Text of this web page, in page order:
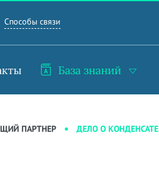
Способы связи
База знаний
ПАРТНЕР ДЕЛО О КОНДЕНСАТЕ